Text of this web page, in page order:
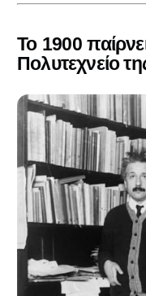
Το 1900
Πολυτεχνείο